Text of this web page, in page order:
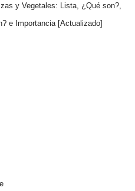
y Vegetales: Lista, ¿Qué son?,
e Importancia [Actualizado]